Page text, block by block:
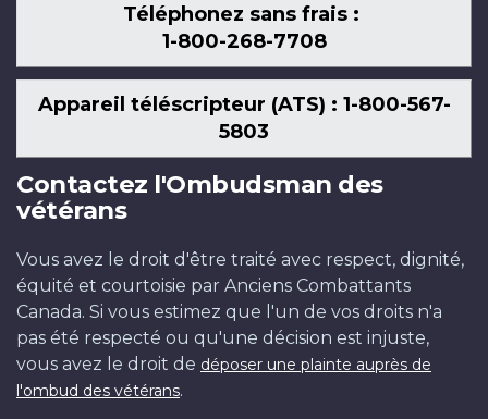
Téléphonez sans frais :
1-800-268-7708
Appareil téléscripteur (ATS) : 1-800-567-
5803
Contactez l'Ombudsman des
vétérans
Vous avez le droit d'être traité avec respect, dignité,
équité et courtoisie par Anciens Combattants
Canada. Si vous estimez que l'un de vos droits n'a
pas été respecté ou qu'une décision est injuste,
vous avez le droit de déposer une plainte auprès de
l'ombud des vétérans.